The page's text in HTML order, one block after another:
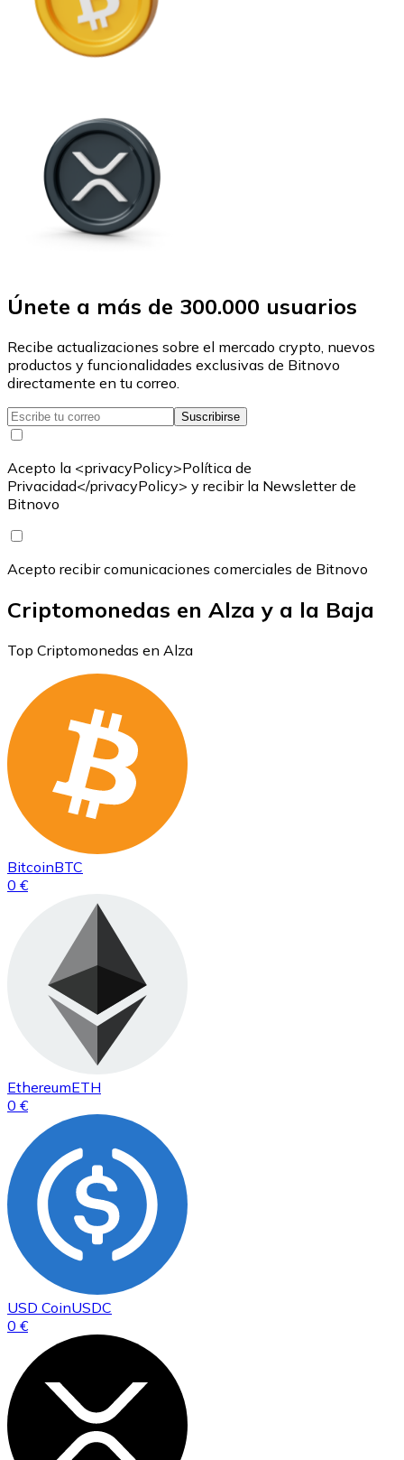
Únete a más de 300.000 usuarios
Recibe actualizaciones sobre el mercado crypto, nuevos
productos y funcionalidades exclusivas de Bitnovo
directamente en tu correo.
Suscribirse
Acepto la <privacyPolicy>Política de
Privacidad</privacyPolicy> y recibir la Newsletter de
Bitnovo
Acepto recibir comunicaciones comerciales de Bitnovo
Criptomonedas en Alza y a la Baja
Top Criptomonedas en Alza
BitcoinBTC
0 €
EthereumETH
0 €
USD CoinUSDC
0 €